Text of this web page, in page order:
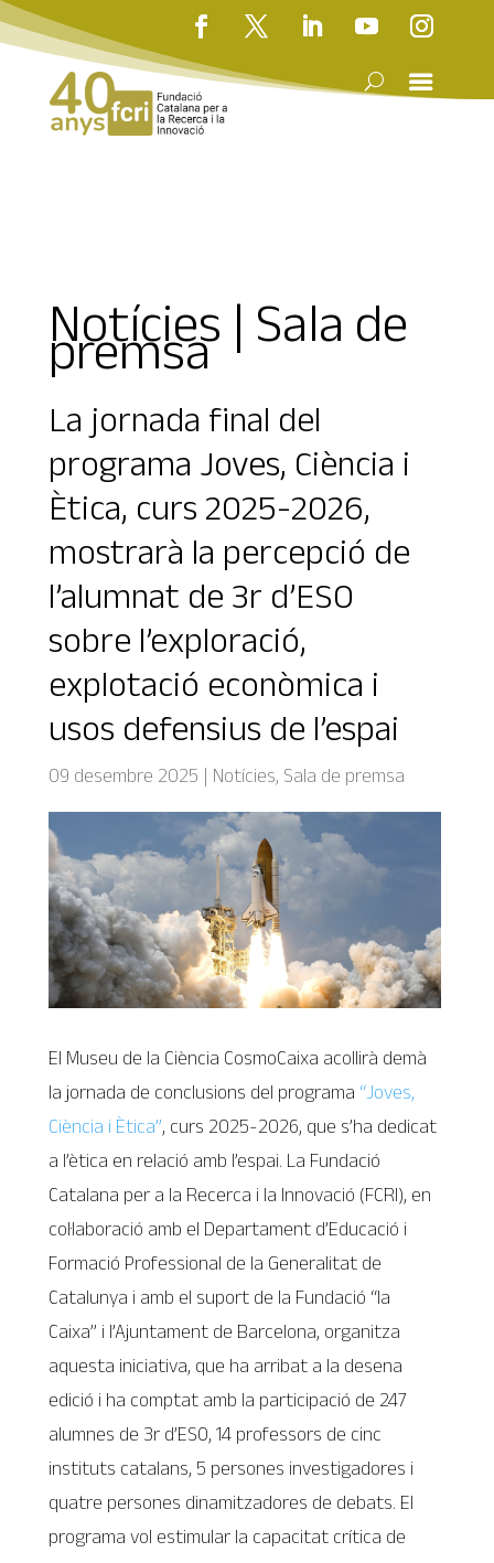
Notícies | Sala de
premsa
La jornada final del
programa Joves, Ciència i
Ètica, curs 2025-2026,
mostrarà la percepció de
l’alumnat de 3r d’ESO
sobre l’exploració,
explotació econòmica i
usos defensius de l’espai
09 desembre 2025 Notícies, Sala de premsa
El Museu de la Ciència CosmoCaixa acollirà demà
la jornada de conclusions del programa “Joves,
Ciència i Ètica”, curs 2025-2026, que s’ha dedicat
a l’ètica en relació amb l’espai. La Fundació
Catalana per a la Recerca i la Innovació (FCRI), en
col·laboració amb el Departament d’Educació i
Formació Professional de la Generalitat de
Catalunya i amb el suport de la Fundació “la
Caixa” i l’Ajuntament de Barcelona, organitza
aquesta iniciativa, que ha arribat a la desena
edició i ha comptat amb la participació de 247
alumnes de 3r d’ESO, 14 professors de cinc
instituts catalans, 5 persones investigadores i
quatre persones dinamitzadores de debats. El
programa vol estimular la capacitat crítica de